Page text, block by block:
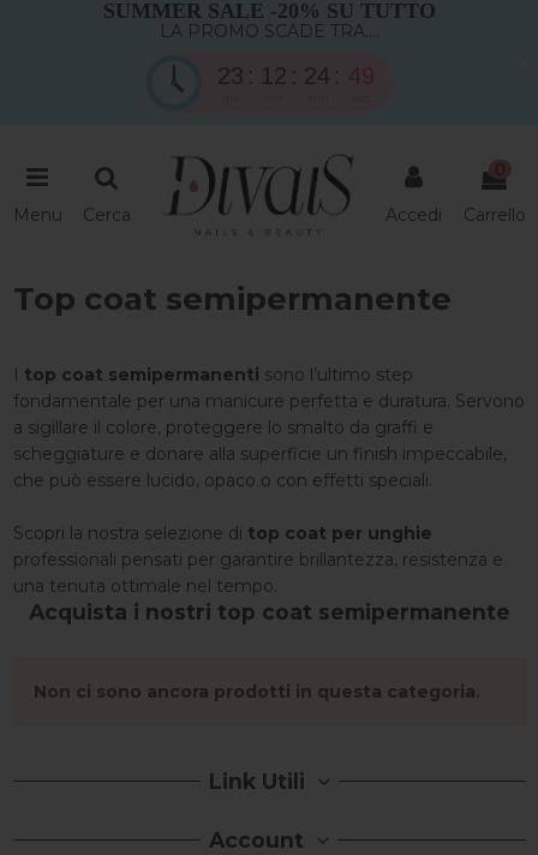
SUMMER SALE -20% SU TUTTO
LA PROMO SCADE TRA....
23 12 24 49
Menu Cerca Accedi
0
Carrello
Top coat semipermanente
I top coat semipermanenti sono l’ultimo step
fondamentale per una manicure perfetta e duratura. Servono
a sigillare il colore, proteggere lo smalto da graffi e
scheggiature e donare alla superficie un finish impeccabile,
che può essere lucido, opaco o con effetti speciali.
Scopri la nostra selezione di top coat per unghie
professionali pensati per garantire brillantezza, resistenza e
una tenuta ottimale nel tempo.
Acquista i nostri top coat semipermanente
Non ci sono ancora prodotti in questa categoria.
Link Utili
Account